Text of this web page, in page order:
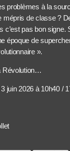
problèmes à la
mépris de classe ?
c’est pas bon
époque de
».
Révolution…
juin 2026 à 10h40 /